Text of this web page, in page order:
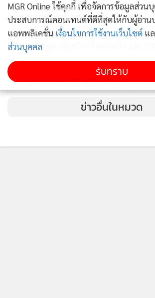
2
3
ธอส.นำเทคโนโลยี AI ประยุกต์ดาต้า ย
รุก หนุนปล่อยสินเชื่อตามเป้า 246,000
แนะผู้บริโภคตรวจสอบ 10 ปัจจัยสำคั
เหมาเท "แลนดี้ โฮม" เผยครึ่งปีแรกย
ข่าวอื่นในหมวด
MGR Online ใช้คุกกี้ เพื่อจัดการข้อมูลส่วน
ประสบการณ์คอนเทนต์ที่ดีที่สุดให้กับผู้อ่าน
แอพพลิเคชั่น เงื่อนไขการใช้งานเว็บไซต์ แ
ส่วนบุคคล
รับทราบ